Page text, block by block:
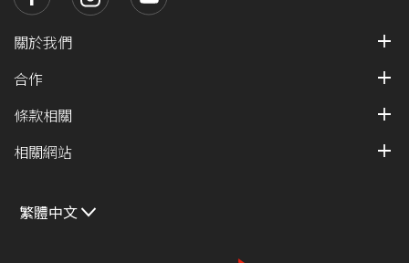
關於我們
合作
條款相關
相關網站
繁體中文